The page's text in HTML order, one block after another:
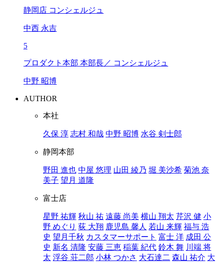
静岡店 コンシェルジュ
中西 永吉
5
プロダクト本部 本部長／ コンシェルジュ
中野 昭博
AUTHOR
本社
久保 淳 志村 和哉 中野 昭博 水谷 剣士郎
静岡本部
野田 進也 中屋 悠理 山田 綾乃 堀 美沙希 菊池 奈
美子 望月 道隆
富士店
星野 祐輝 秋山 祐 遠藤 尚美 横山 翔太 芹沢 健 小
野 めぐり 荻 大翔 鹿児島 馨人 若山 来輝 福与 浩
史 望月千秋 カスタマーサポート 富士 洋 成田 公
史 新名 清隆 安藤 三恵 稲葉 紀代 鈴木 舞 川端 将
太 浮谷 荘二郎 小林 つかさ 大石達二 森山 祐介 大